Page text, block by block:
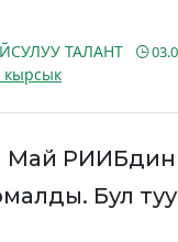
ТАЛАНТ
РИИБдин
Бул